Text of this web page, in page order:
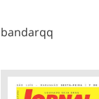
bandarqq